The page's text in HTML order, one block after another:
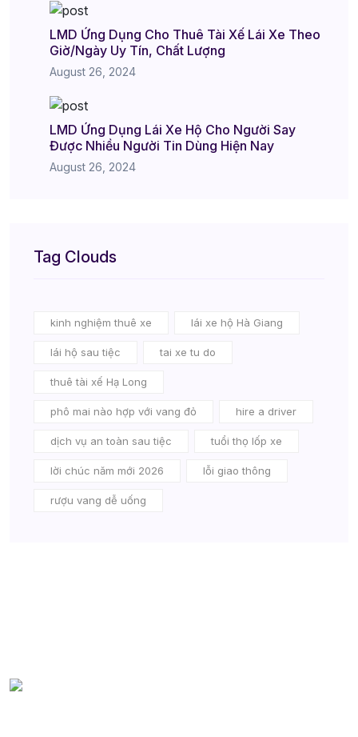
LMD Ứng Dụng Cho Thuê Tài Xế Lái Xe Theo
Giờ/Ngày Uy Tín, Chất Lượng
August 26, 2024
LMD Ứng Dụng Lái Xe Hộ Cho Người Say
Được Nhiều Người Tin Dùng Hiện Nay
August 26, 2024
Tag Clouds
kinh nghiệm thuê xe lái xe hộ Hà Giang
lái hộ sau tiệc tai xe tu do
thuê tài xế Hạ Long
phô mai nào hợp với vang đỏ hire a driver
dịch vụ an toàn sau tiệc tuổi thọ lốp xe
lời chúc năm mới 2026 lỗi giao thông
rượu vang dễ uống